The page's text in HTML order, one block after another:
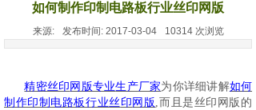
如何制作印制电路板行业丝印网版
来源: 发布时间: 2017-03-04 10314 次浏览
精密丝印 网版专业生产厂家为你详细讲解如何
制作印制电路板行业丝 印 网版 ,而且是丝印网版的